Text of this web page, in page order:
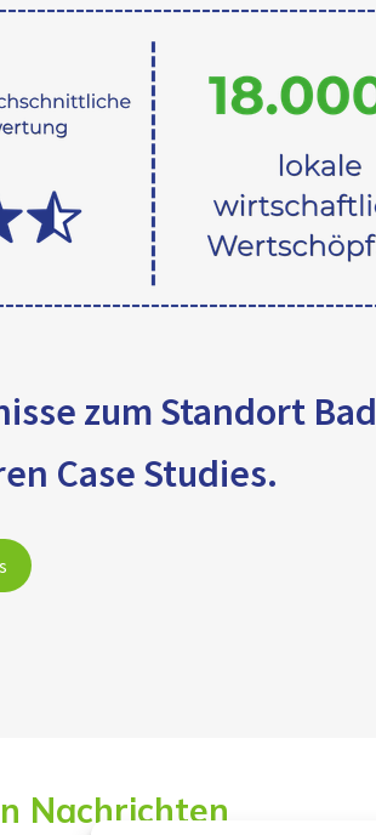
zum Standort Bad
Case Studies.
Nachrichten